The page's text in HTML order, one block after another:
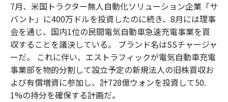
7月、米国トラクター無人自動化ソリューション企業「サ
バント」に400万ドルを投資したのに続き、8月には理事
会を通じ、国内1位の民間電気自動車急速充電事業を買
収することを議決している。 ブランド名はSSチャージャ
ーだ。 これに伴い、エストラフィックが電気自動車充電
事業部を物的分割して設立予定の新規法人の旧株買収お
よび有償増資に参加し、計728億ウォンを投資して50.
1%の持分を確保する計画だ。